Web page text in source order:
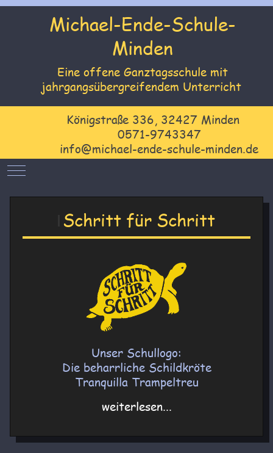
Michael-Ende-Schule-
Minden
Eine offene Ganztagsschule mit
jahrgangsübergreifendem Unterricht
Königstraße 336, 32427 Minden
0571-9743347
info@michael-ende-schule-minden.de
Mobile Menu Toggle
Schritt für Schritt
Unser Schullogo:
Die beharrliche Schildkröte
Tranquilla Trampeltreu
weiterlesen...